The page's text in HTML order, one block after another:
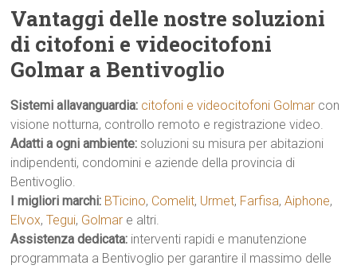
Vantaggi delle nostre soluzioni
di citofoni e videocitofoni
Golmar a Bentivoglio
Sistemi allavanguardia: citofoni e videocitofoni Golmar con
visione notturna, controllo remoto e registrazione video.
Adatti a ogni ambiente: soluzioni su misura per abitazioni
indipendenti, condomini e aziende della provincia di
Bentivoglio.
I migliori marchi: BTicino, Comelit, Urmet, Farfisa,Aiphone,
Elvox,Tegui, Golmar e altri.
Assistenza dedicata: interventi rapidi e manutenzione
programmata a Bentivoglio per garantire il massimo delle